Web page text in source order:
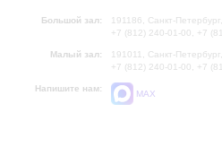
Большой зал:
191186, Санкт-
+7 (812) 240-01-00, +7
Малый зал:
191011, Санкт-
+7 (812) 240-01-00, +7
Напишите нам:
MAX